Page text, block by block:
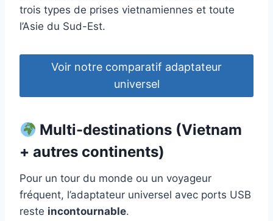
trois types de prises vietnamiennes et toute
l’Asie du Sud-Est.
Voir notre comparatif adaptateur
universel
Multi-destinations (Vietnam
+ autres continents)
Pour un tour du monde ou un voyageur
fréquent, l’adaptateur universel avec ports USB
reste incontournable.